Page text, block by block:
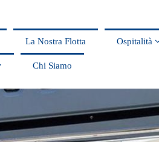
La Nostra Flotta Ospitalità
Chi Siamo